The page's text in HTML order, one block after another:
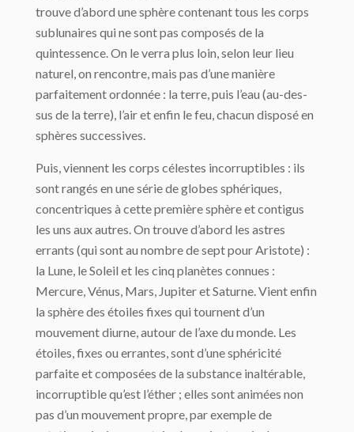
trouve d’abord une sphère contenant tous les corps
sublunaires qui ne sont pas composés de la
quintessence. On le verra plus loin, selon leur lieu
naturel, on rencontre, mais pas d’une manière
parfaitement ordonnée : la terre, puis l’eau (au-des­
sus de la terre), l’air et enfin le feu, chacun disposé en
sphères successives.
Puis, viennent les corps célestes incorruptibles : ils
sont rangés en une série de globes sphériques,
concentriques à cette première sphère et contigus
les uns aux autres. On trouve d’abord les astres
errants (qui sont au nombre de sept pour Aristote) :
la Lune, le Soleil et les cinq planètes connues :
Mercure, Vénus, Mars, Jupiter et Saturne. Vient enfin
la sphère des étoiles fixes qui tournent d’un
mouvement diurne, autour de l’axe du monde. Les
étoiles, fixes ou errantes, sont d’une sphéricité
parfaite et composées de la sub­stance inaltérable,
incorruptible qu’est l’éther ; elles sont animées non
pas d’un mouve­ment propre, par exemple de